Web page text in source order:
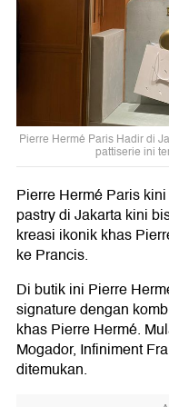
Pierre Hermé Paris Hadir di
pattiserie ini
Pierre Hermé Paris
pastry di Jakarta kini
kreasi ikonik khas
ke Prancis.
Di butik ini Pierre
signature dengan
khas Pierre Hermé.
Mogador, Infiniment
ditemukan.